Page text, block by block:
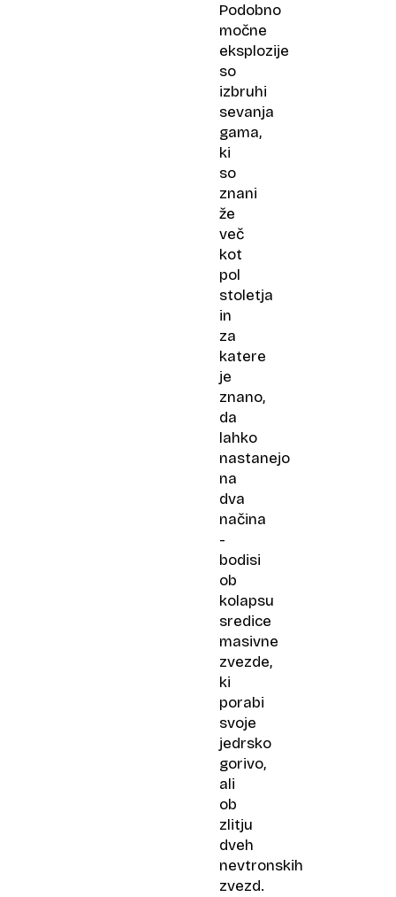
Podobno
močne
eksplozije
so
izbruhi
sevanja
gama,
ki
so
znani
že
več
kot
pol
stoletja
in
za
katere
je
znano,
da
lahko
nastanejo
na
dva
načina
-
bodisi
ob
kolapsu
sredice
masivne
zvezde,
ki
porabi
svoje
jedrsko
gorivo,
ali
ob
zlitju
dveh
nevtronskih
zvezd.